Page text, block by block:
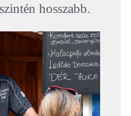
hosszabb.